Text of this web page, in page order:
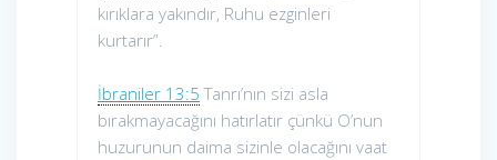
kırıklara yakındır, Ruhu ezginleri
kurtarır”.
İbraniler 13:5 Tanrı’nın sizi asla
bırakmayacağını hatırlatır çünkü O’nun
huzurunun daima sizinle olacağını vaat